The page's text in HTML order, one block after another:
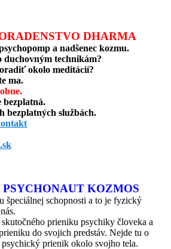
DHARMA
a nadšenec kozmu.
duchovným technikám?
okolo meditácií?
ma.
bezplatná.
bezplatných službách.
PSYCHONAUT KOZMOS
špeciálnej schopnosti a to je fyzický
prieniku psychiky človeka a
do svojich predstáv. Nejde tu o
prienik okolo svojho tela.